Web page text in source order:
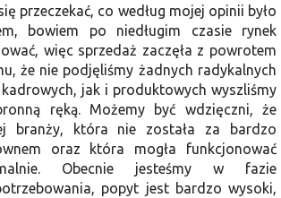
przeczekać, co według mojej opinii było
bowiem po niedługim czasie rynek
więc sprzedaż zaczęła z powrotem
że nie podjęliśmy żadnych radykalnych
jak i produktowych wyszliśmy
ręką. Możemy być wdzięczni, że
branży, która nie została za bardzo
oraz która mogła funkcjonować
Obecnie jesteśmy w fazie
popyt jest bardzo wysoki,